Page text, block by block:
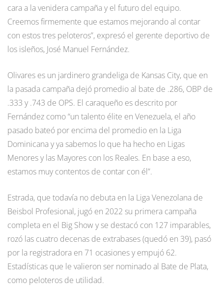
cara a la venidera campaña y el futuro del equipo.
Creemos firmemente que estamos mejorando al contar
con estos tres peloteros”, expresó el gerente deportivo de
los isleños, José Manuel Fernández.
Olivares es un jardinero grandeliga de Kansas City, que en
la pasada campaña dejó promedio al bate de .286, OBP de
.333 y .743 de OPS. El caraqueño es descrito por
Fernández como “un talento élite en Venezuela, el año
pasado bateó por encima del promedio en la Liga
Dominicana y ya sabemos lo que ha hecho en Ligas
Menores y las Mayores con los Reales. En base a eso,
estamos muy contentos de contar con él”.
Estrada, que todavía no debuta en la Liga Venezolana de
Beisbol Profesional, jugó en 2022 su primera campaña
completa en el Big Show y se destacó con 127 imparables,
rozó las cuatro decenas de extrabases (quedó en 39), pasó
por la registradora en 71 ocasiones y empujó 62.
Estadísticas que le valieron ser nominado al Bate de Plata,
como peloteros de utilidad.